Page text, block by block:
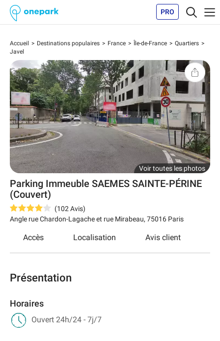
PRO
Accueil Destinations populaires France Île-de-France
Quartiers
Javel
Voir toutes les photos
Parking Immeuble SAEMES SAINTE-PÉRINE
(Couvert)
(102 Avis)
Angle rue Chardon-Lagache et rue Mirabeau, 75016 Paris
Accès Localisation Avis client
Présentation
Horaires
Ouvert 24h/24 - 7j/7